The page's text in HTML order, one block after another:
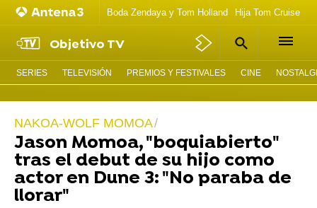
Boda Zendaya y Tom Holland Hija Tom Cruise
Objetivo TV
SERIES TELEVISIÓN PREMIOS Y FESTIVALES CINE
NAKOA-WOLF MOMOA
Jason Momoa, "boquiabierto"
tras el debut de su hijo como
actor en Dune 3: "No paraba de
llorar"